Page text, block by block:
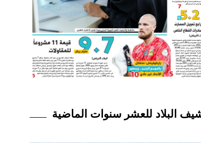
البلاد للعشر سنوات الماضية